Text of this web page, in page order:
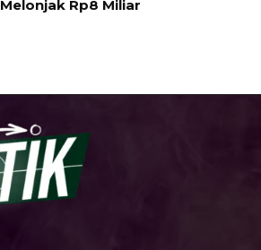
Melonjak Rp8 Miliar